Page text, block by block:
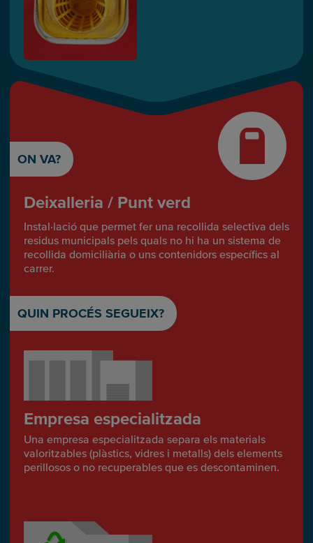
ON VA?
Deixalleria / Punt verd
Instal·lació que permet fer una recollida selectiva dels
residus municipals pels quals no hi ha un sistema de
recollida domiciliària o uns contenidors específics al
carrer.
QUIN PROCÉS SEGUEIX?
Empresa especialitzada
Una empresa especialitzada separa els materials
valoritzables (plàstics, vidres i metalls) dels elements
perillosos o no recuperables que es descontaminen.